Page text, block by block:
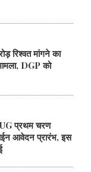
रिश्वत मांगने का
DGP को
प्रथम चरण
आवेदन प्रारंभ, इस